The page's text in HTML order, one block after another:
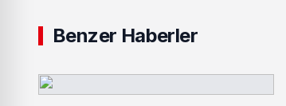
Benzer Haberler